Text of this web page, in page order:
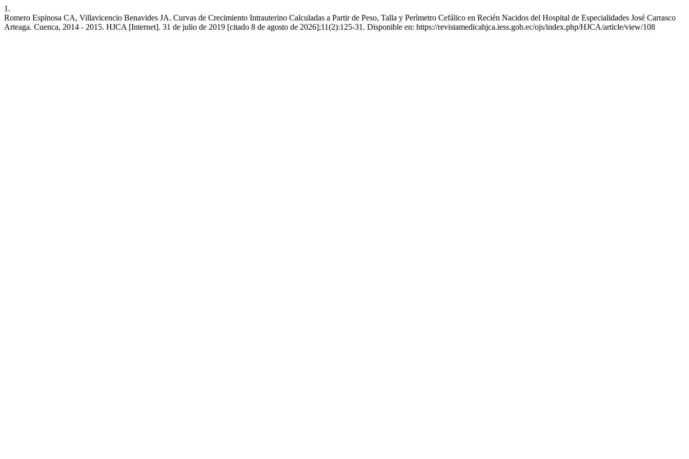
1.
Romero Espinosa CA, Villavicencio Benavides JA. Curvas de Crecimiento Intrauterino Calculadas a Partir de Peso, Talla y Perímetro Cefálico en Recién Nacidos del Hospital de Especialidades José Carrasco
Arteaga. Cuenca, 2014 - 2015. HJCA [Internet]. 31 de julio de 2019 [citado 8 de agosto de 2026];11(2):125-31. Disponible en: https://revistamedicahjca.iess.gob.ec/ojs/index.php/HJCA/article/view/108